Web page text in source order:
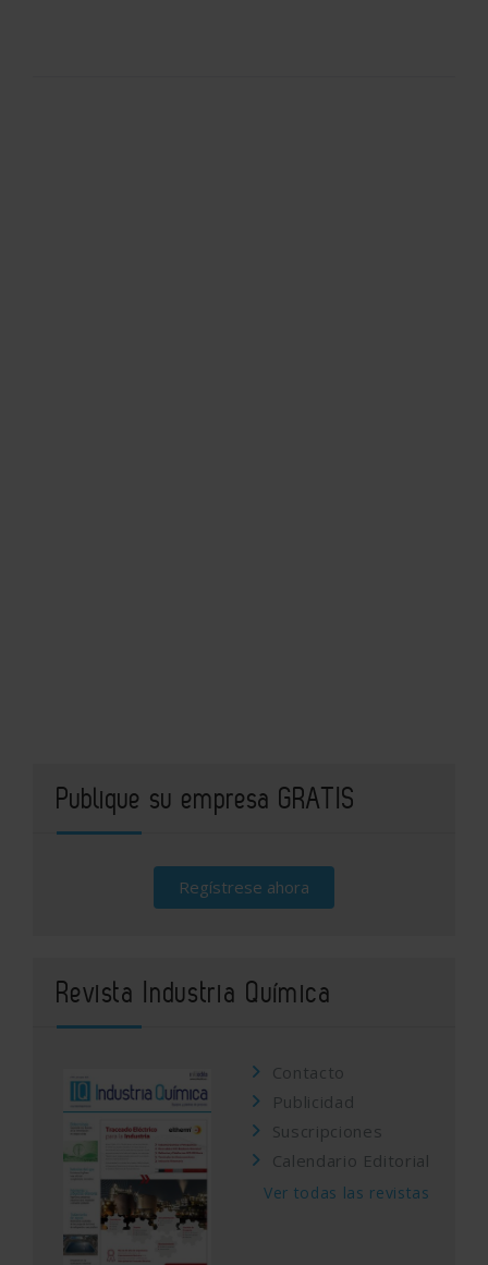
Publique su empresa GRATIS
Regístrese ahora
Revista Industria Química
Contacto
Publicidad
Suscripciones
Calendario Editorial
Ver todas las revistas